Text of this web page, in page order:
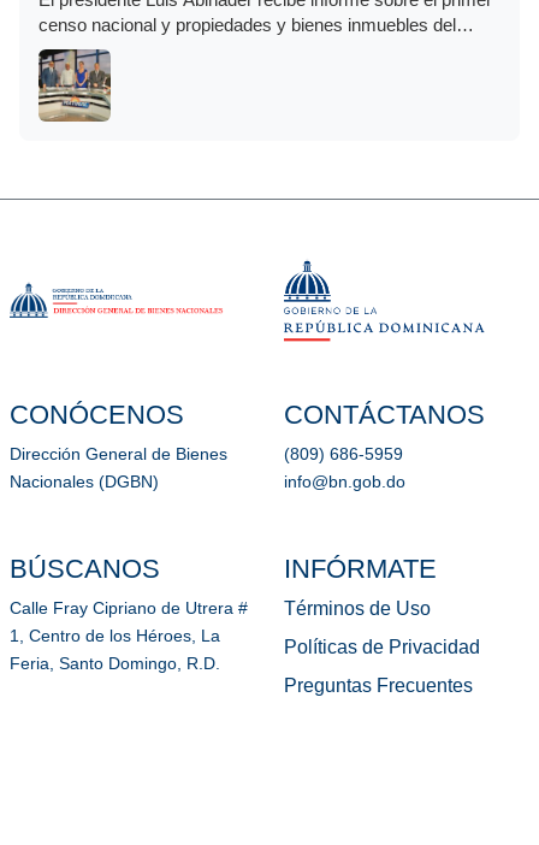
censo nacional y propiedades y bienes inmuebles del
Estado dominicano
CONÓCENOS
Dirección General de Bienes
Nacionales (DGBN)
BÚSCANOS
Calle Fray Cipriano de Utrera #
1, Centro de los Héroes, La
Feria, Santo Domingo, R.D.
CONTÁCTANOS
(809) 686-5959
info@bn.gob.do
INFÓRMATE
Términos de Uso
Políticas de Privacidad
Preguntas Frecuentes